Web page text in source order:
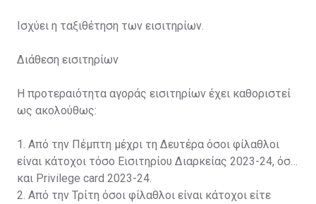
Ισχύει η ταξιθέτηση των εισιτηρίων.
Διάθεση εισιτηρίων
Η προτεραιότητα αγοράς εισιτηρίων έχει καθοριστεί
ως ακολούθως:
1. Από την Πέμπτη μέχρι τη Δευτέρα όσοι φίλαθλοι
είναι κάτοχοι τόσο Εισιτηρίου Διαρκείας 2023-24, όσο
και Privilege card 2023-24.
2. Από την Τρίτη όσοι φίλαθλοι είναι κάτοχοι είτε